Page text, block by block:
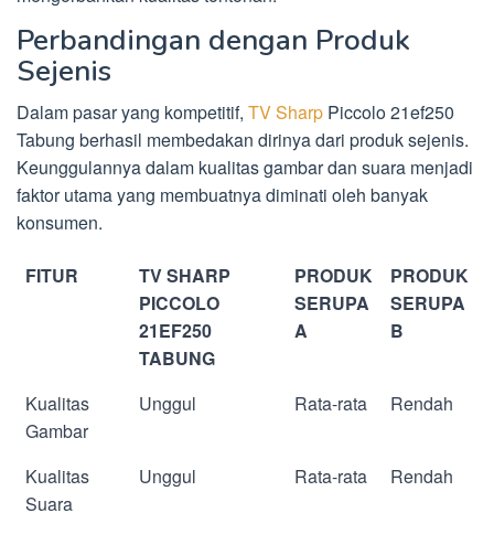
Perbandingan dengan Produk
Sejenis
Dalam pasar yang kompetitif, TV Sharp Piccolo 21ef250
Tabung berhasil membedakan dirinya dari produk sejenis.
Keunggulannya dalam kualitas gambar dan suara menjadi
faktor utama yang membuatnya diminati oleh banyak
konsumen.
FITUR
TV SHARP
PICCOLO
21EF250
TABUNG
PRODUK
SERUPA
A
PRODUK
SERUPA
B
Kualitas
Gambar
Unggul Rata-rata Rendah
Kualitas
Suara
Unggul Rata-rata Rendah